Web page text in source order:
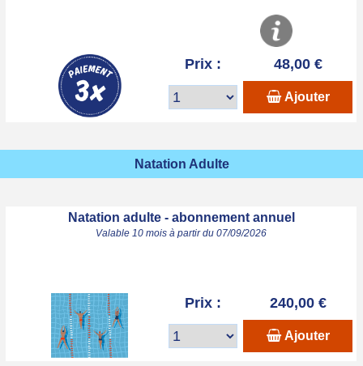
Prix : 48,00 €
Ajouter
Natation Adulte
Natation adulte - abonnement annuel
Valable 10 mois à partir du 07/09/2026
Prix : 240,00 €
Ajouter